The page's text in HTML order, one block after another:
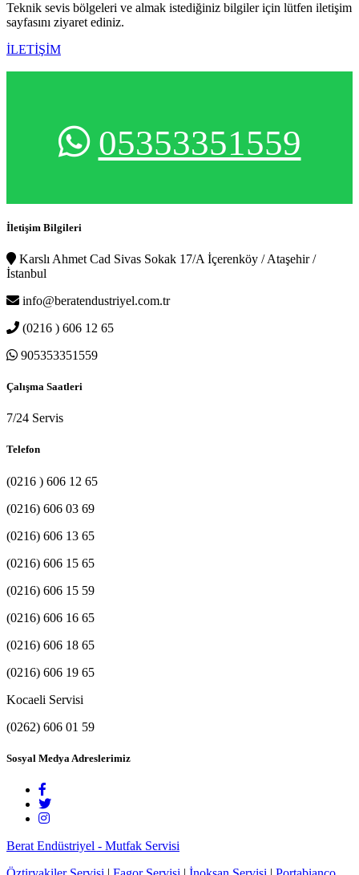
Teknik sevis bölgeleri ve almak istediğiniz bilgiler için lütfen iletişim
sayfasını ziyaret ediniz.
İLETİŞİM
05353351559
İletişim Bilgileri
Karslı Ahmet Cad Sivas Sokak 17/A İçerenköy / Ataşehir /
İstanbul
info@beratendustriyel.com.tr
(0216 ) 606 12 65
905353351559
Çalışma Saatleri
7/24 Servis
Telefon
(0216 ) 606 12 65
(0216) 606 03 69
(0216) 606 13 65
(0216) 606 15 65
(0216) 606 15 59
(0216) 606 16 65
(0216) 606 18 65
(0216) 606 19 65
Kocaeli Servisi
(0262) 606 01 59
Sosyal Medya Adreslerimiz
Berat Endüstriyel - Mutfak Servisi